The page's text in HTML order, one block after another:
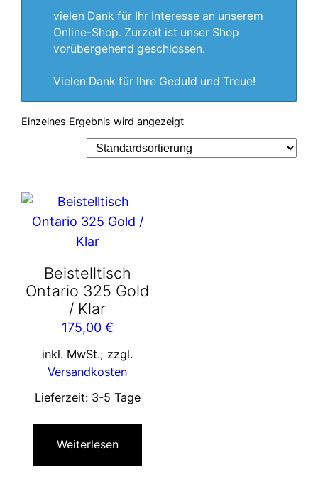
vielen Dank für Ihr Interesse an unserem
Online-Shop. Zurzeit ist unser Shop
vorübergehend geschlossen.
Vielen Dank für Ihre Geduld und Treue!
Einzelnes Ergebnis wird angezeigt
Beistelltisch
Ontario 325 Gold
/ Klar
175,00 €
inkl. MwSt.; zzgl.
Versandkosten
Lieferzeit: 3-5 Tage
Weiterlesen